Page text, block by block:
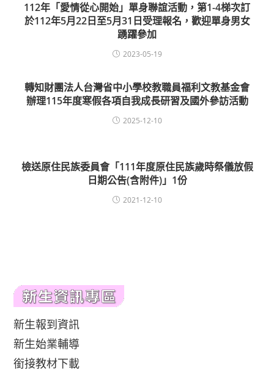
112年「愛情從心開始」單身聯誼活動，第1-4梯次訂
於112年5月22日至5月31日受理報名，歡迎單身男女
踴躍參加
2023-05-19
轉知財團法人台灣省中小學校教職員福利文教基金會
辦理115年度寒假各項自我成長研習及國外參訪活動
2025-12-10
檢送原住民族委員會「111年度原住民族歲時祭儀放假
日期公告(含附件)」1份
2021-12-10
新生報到資訊
新生始業輔導
銜接教材下載